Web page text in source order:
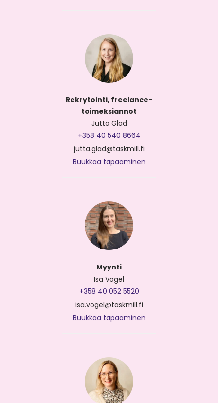
Rekrytointi, freelance-
toimeksiannot
Jutta Glad
+358 40 540 8664
jutta.glad@taskmill.fi
Buukkaa tapaaminen
Myynti
Isa Vogel
+358 40 052 5520
isa.vogel@taskmill.fi
Buukkaa tapaaminen